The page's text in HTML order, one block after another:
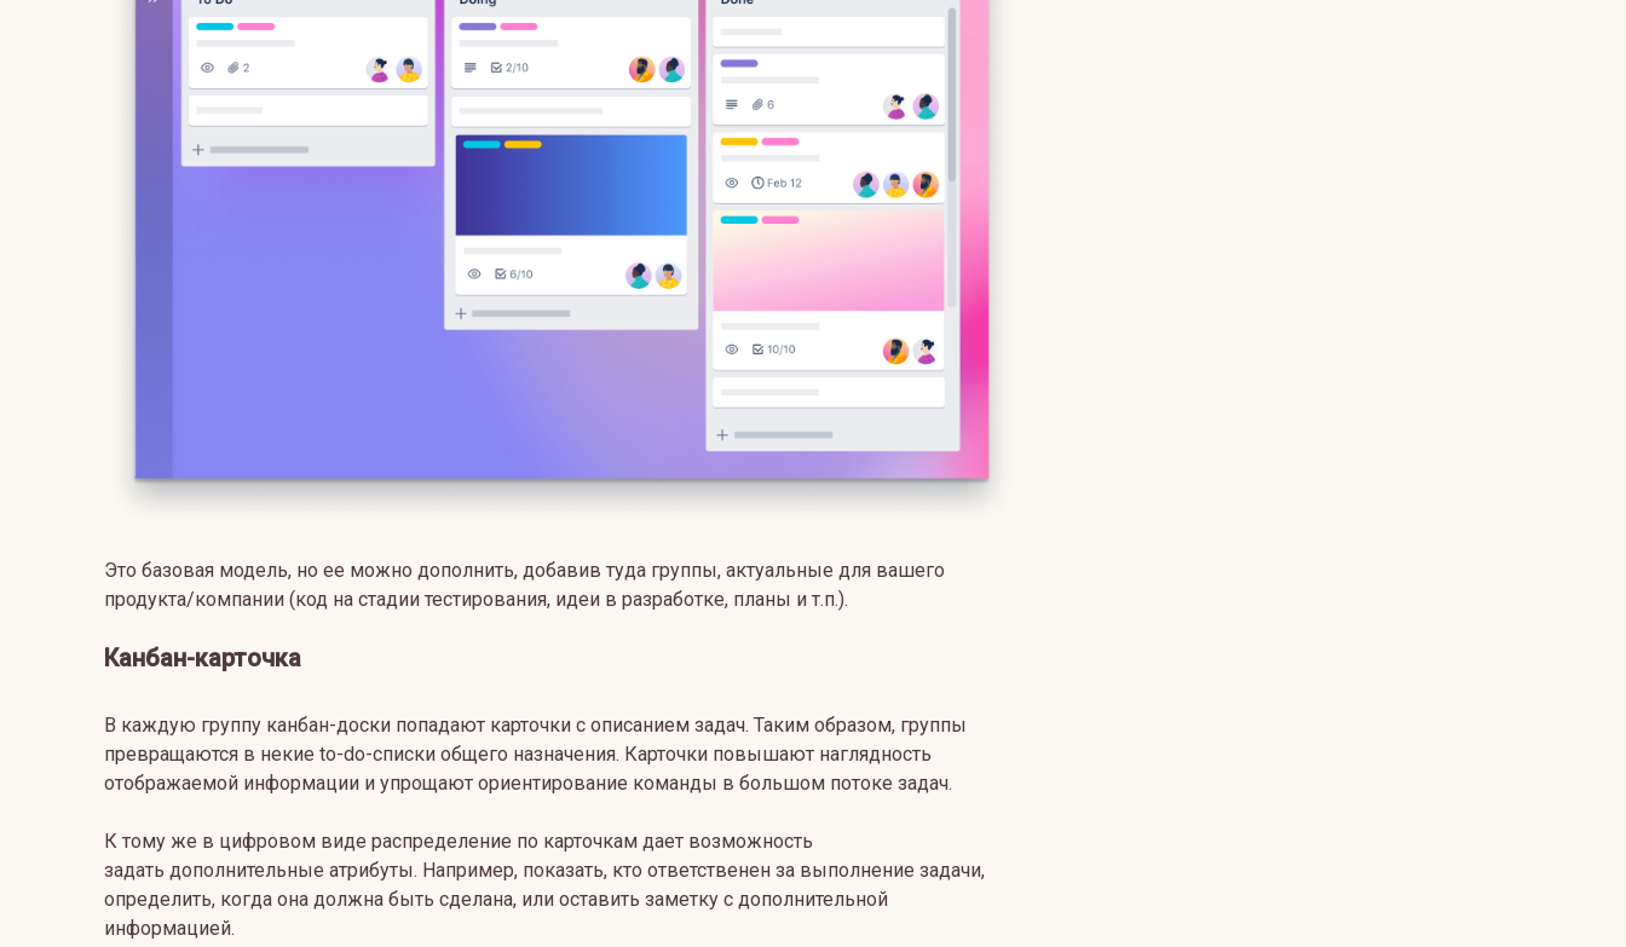
Это базовая модель, но ее можно дополнить, добавив туда группы, актуальные для вашего
продукта/компании (код на стадии тестирования, идеи в разработке, планы и т.п.).
Канбан-карточка
В каждую группу канбан-доски попадают карточки с описанием задач. Таким образом, группы
превращаются в некие to-do-списки общего назначения. Карточки повышают наглядность
отображаемой информации и упрощают ориентирование команды в большом потоке задач.
К тому же в цифровом виде распределение по карточкам дает возможность
задать дополнительные атрибуты. Например, показать, кто ответственен за выполнение задачи,
определить, когда она должна быть сделана, или оставить заметку с дополнительной
информацией.